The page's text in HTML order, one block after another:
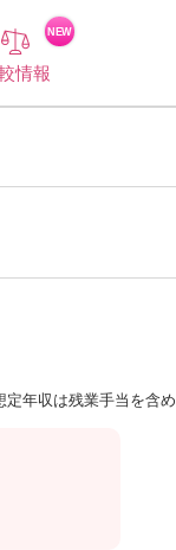
情報
NEW
年収は残業手当を含め